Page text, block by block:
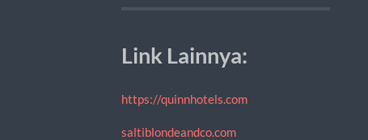
Link Lainnya:
https://quinnhotels.com
saltiblondeandco.com